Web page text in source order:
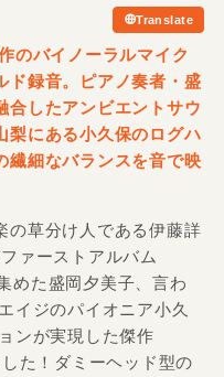
Translate
のバイノーラルマイク
ド録音。ピアノ奏者・盛
合したアンビエントサウ
梨にある小久保のログハ
繊細なバランスを音で映
の草分け人である伊藤詳
ァーストアルバム
めた盛岡夕美子、言わ
イジのパイオニア小久
ンが実現した傑作
た！ダミーヘッド型の